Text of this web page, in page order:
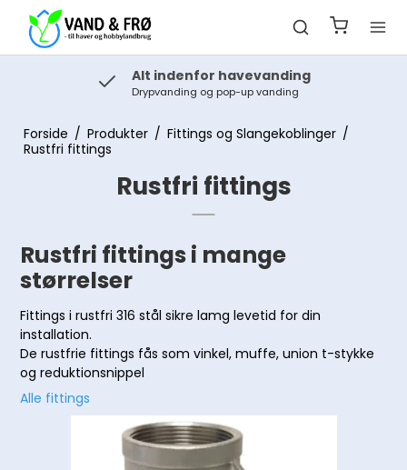
Alt indenfor havevanding
Drypvanding og pop-up vanding
Forside / Produkter / Fittings og Slangekoblinger /
Rustfri fittings
Rustfri fittings
Rustfri fittings i mange
størrelser
Fittings i rustfri 316 stål sikre lamg levetid for din
installation.
De rustfrie fittings fås som vinkel, muffe, union t-stykke
og reduktionsnippel
Alle fittings